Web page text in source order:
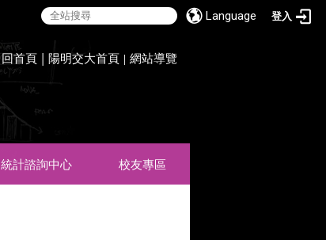
Language 登入
回首頁 | 陽明交大首頁 |網站導覽
統計諮詢中心 校友專區